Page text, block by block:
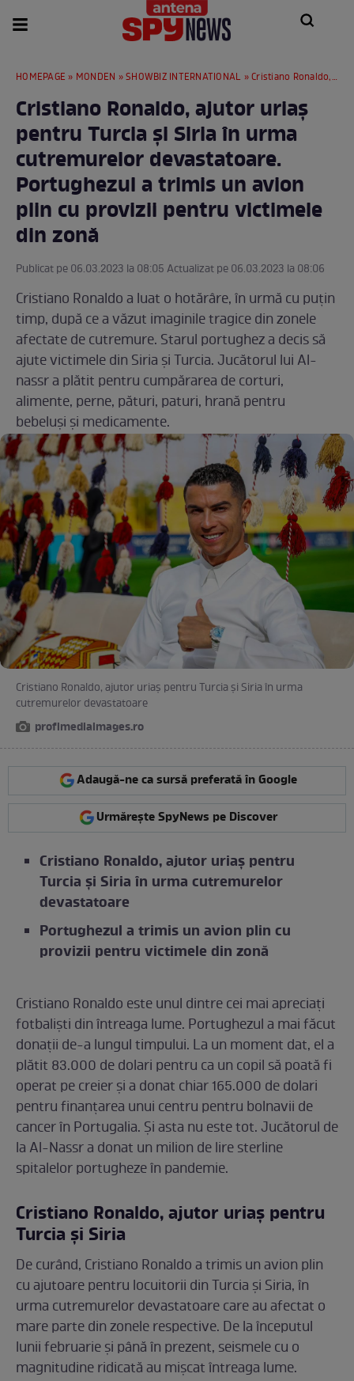
HOMEPAGE » MONDEN »SHOWBIZ INTERNATIONAL » Cristiano Ronaldo, ajutor uriaș pentru Turcia și Siria în urma cutremurelor devastatoare. Portughezul a trimis un avion plin cu provizii pentru victimele din zonă
Cristiano Ronaldo, ajutor uriaș
pentru Turcia și Siria în urma
cutremurelor devastatoare.
Portughezul a trimis un avion
plin cu provizii pentru victimele
din zonă
Publicat pe 06.03.2023 la 08:05 Actualizat pe 06.03.2023 la 08:06
Cristiano Ronaldo a luat o hotărâre, în urmă cu puțin
timp, după ce a văzut imaginile tragice din zonele
afectate de cutremure. Starul portughez a decis să
ajute victimele din Siria și Turcia. Jucătorul lui Al-
nassr a plătit pentru cumpărarea de corturi,
alimente, perne, pături, paturi, hrană pentru
bebeluşi şi medicamente.
Cristiano Ronaldo, ajutor uriaș pentru Turcia și Siria în urma
cutremurelor devastatoare
profimediaimages.ro
Adaugă-ne ca sursă preferată în Google
Urmărește SpyNews pe Discover
Cristiano Ronaldo, ajutor uriaș pentru
Turcia și Siria în urma cutremurelor
devastatoare
Portughezul a trimis un avion plin cu
provizii pentru victimele din zonă
Cristiano Ronaldo este unul dintre cei mai apreciați
fotbaliști din întreaga lume. Portughezul a mai făcut
donaţii de-a lungul timpului. La un moment dat, el a
plătit 83.000 de dolari pentru ca un copil să poată fi
operat pe creier şi a donat chiar 165.000 de dolari
pentru finanţarea unui centru pentru bolnavii de
cancer în Portugalia. Și asta nu este tot. Jucătorul de
la Al-Nassr a donat un milion de lire sterline
spitalelor portugheze în pandemie.
Cristiano Ronaldo, ajutor uriaș pentru
Turcia și Siria
De curând, Cristiano Ronaldo a trimis un avion plin
cu ajutoare pentru locuitorii din Turcia și Siria, în
urma cutremurelor devastatoare care au afectat o
mare parte din zonele respective. De la începutul
lunii februarie și până în prezent, seismele cu o
magnitudine ridicată au mișcat întreaga lume.